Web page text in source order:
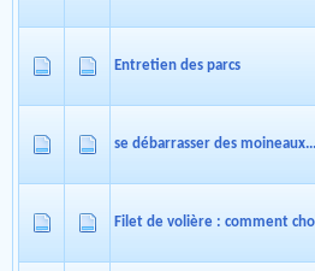
Entretien des parcs
se débarrasser des
Filet de volière : comment